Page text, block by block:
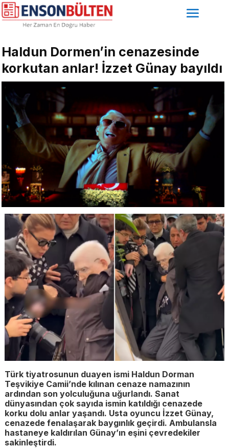
Haldun Dormen’in cenazesinde
korkutan anlar! İzzet Günay bayıldı
Türk tiyatrosunun duayen ismi Haldun Dorman
Teşvikiye Camii’nde kılınan cenaze namazının
ardından son yolculuğuna uğurlandı. Sanat
dünyasından çok sayıda ismin katıldığı cenazede
korku dolu anlar yaşandı. Usta oyuncu İzzet Günay,
cenazede fenalaşarak baygınlık geçirdi. Ambulansla
hastaneye kaldırılan Günay’ın eşini çevredekiler
sakinleştirdi.